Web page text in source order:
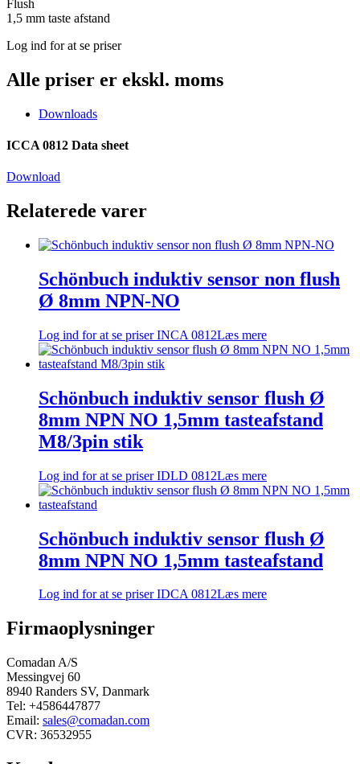
Flush
1,5 mm taste afstand
Log ind for at se priser
Alle priser er ekskl. moms
Downloads
ICCA 0812 Data sheet
Download
Relaterede varer
Schönbuch induktiv sensor non flush
Ø 8mm NPN-NO
Log ind for at se priserINCA 0812Læs mere
Schönbuch induktiv sensor flush Ø
8mm NPN NO 1,5mm tasteafstand
M8/3pin stik
Log ind for at se priserIDLD 0812Læs mere
Schönbuch induktiv sensor flush Ø
8mm NPN NO 1,5mm tasteafstand
Log ind for at se priserIDCA 0812Læs mere
Firmaoplysninger
Comadan A/S
Messingvej 60
8940 Randers SV, Danmark
Tel: +4586447877
Email: sales@comadan.com
CVR: 36532955